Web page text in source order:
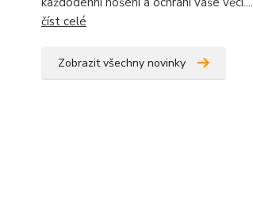
číst celé
Zobrazit všechny novinky